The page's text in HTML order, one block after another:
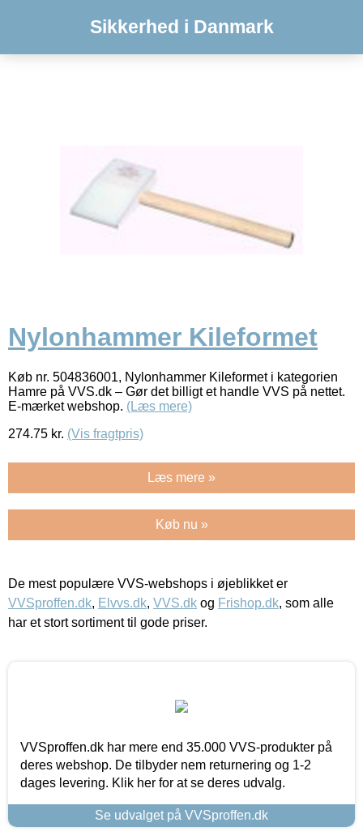
Sikkerhed i Danmark
Nylonhammer Kileformet
Køb nr. 504836001, Nylonhammer Kileformet i kategorien
Hamre på VVS.dk – Gør det billigt et handle VVS på nettet.
E-mærket webshop. (Læs mere)
274.75 kr. (Vis fragtpris)
Læs mere »
Køb nu »
De mest populære VVS-webshops i øjeblikket er
VVSproffen.dk, Elvvs.dk, VVS.dk og Frishop.dk, som alle
har et stort sortiment til gode priser.
VVSproffen.dk har mere end 35.000 VVS-produkter på
deres webshop. De tilbyder nem returnering og 1-2
dages levering. Klik her for at se deres udvalg.
Se udvalget på VVSproffen.dk